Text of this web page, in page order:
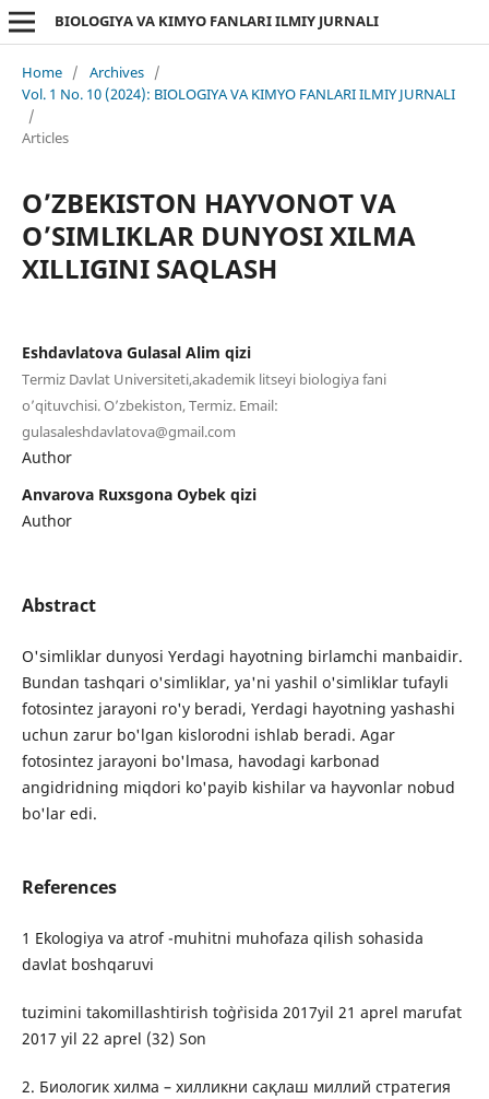
BIOLOGIYA VA KIMYO FANLARI ILMIY JURNALI
Home / Archives /
Vol. 1 No. 10 (2024): BIOLOGIYA VA KIMYO FANLARI ILMIY JURNALI
/
Articles
O’ZBEKISTON HAYVONOT VA
O’SIMLIKLAR DUNYOSI XILMA
XILLIGINI SAQLASH
Eshdavlatova Gulasal Alim qizi
Termiz Davlat Universiteti,akademik litseyi biologiya fani
o’qituvchisi. O’zbekiston, Termiz. Email:
gulasaleshdavlatova@gmail.com
Author
Anvarova Ruxsgona Oybek qizi
Author
Abstract
O'simliklar dunyosi Yerdagi hayotning birlamchi manbaidir.
Bundan tashqari o'simliklar, ya'ni yashil o'simliklar tufayli
fotosintez jarayoni ro'y beradi, Yerdagi hayotning yashashi
uchun zarur bo'lgan kislorodni ishlab beradi. Agar
fotosintez jarayoni bo'lmasa, havodagi karbonad
angidridning miqdori ko'payib kishilar va hayvonlar nobud
bo'lar edi.
References
1 Ekologiya va atrof -muhitni muhofaza qilish sohasida
davlat boshqaruvi
tuzimini takomillashtirish to`g`risida 2017yil 21 aprel marufat
2017 yil 22 aprel (32) Son
2. Биологик хилма – хилликни сақлаш миллий стратегия